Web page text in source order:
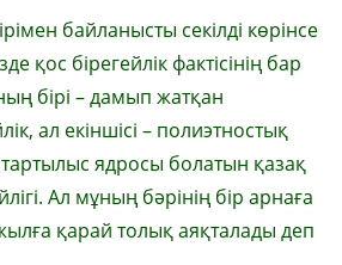
байланысты секіл­ді көрінсе
қос бірегейлік фактісінің бар
бірі – дамып жатқан
ал екіншісі – полиэтностық
ядросы болатын қазақ
Ал мұның бәрінің бір арнаға
қарай толық аяқталады деп